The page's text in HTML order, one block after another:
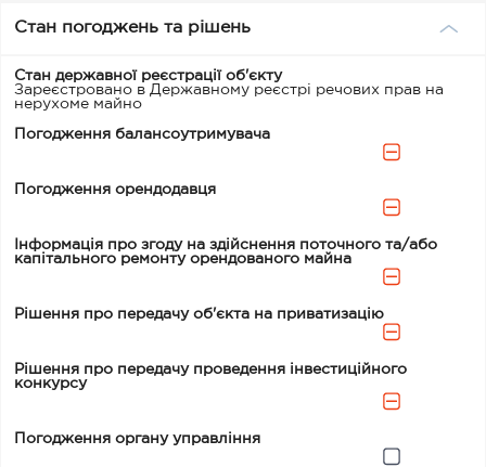
Стан погоджень та рішень
Стан державної реєстрації об'єкту
Зареєстровано в Державному реєстрі речових прав на
нерухоме майно
Погодження балансоутримувача
Погодження орендодавця
Інформація про згоду на здійснення поточного та/або
капітального ремонту орендованого майна
Рішення про передачу об'єкта на приватизацію
Рішення про передачу проведення інвестиційного
конкурсу
Погодження органу управління